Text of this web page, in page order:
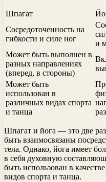
Шпагат
Сосредоточенность на
гибкости и силе ног
и
Может быть выполнен в
разных направлениях
(вперед, в стороны)
Может быть
использован в
различных видах спорта
и танца
Шпагат и йога — это две
быть взаимосвязаны
тела. Однако, йога имеет
в себя духовную
быть использован в
видов спорта и танца.